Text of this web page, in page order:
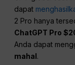
dapat
2 Pro hanya
ChatGPT Pro
Anda dapat
mahal .